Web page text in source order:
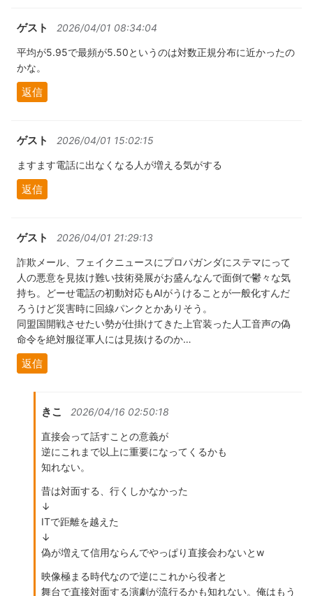
ゲスト 2026/04/01 08:34:04
平均が5.95で最頻が5.50というのは対数正規分布に近かったの
かな。
返信
ゲスト 2026/04/01 15:02:15
ますます電話に出なくなる人が増える気がする
返信
ゲスト 2026/04/01 21:29:13
詐欺メール、フェイクニュースにプロパガンダにステマにって
人の悪意を見抜け難い技術発展がお盛んなんで面倒で鬱々な気
持ち。どーせ電話の初動対応もAIがうけることが一般化すんだ
ろうけど災害時に回線パンクとかありそう。
同盟国開戦させたい勢が仕掛けてきた上官装った人工音声の偽
命令を絶対服従軍人には見抜けるのか…
返信
きこ 2026/04/16 02:50:18
直接会って話すことの意義が
逆にこれまで以上に重要になってくるかも
知れない。
昔は対面する、行くしかなかった
↓
ITで距離を越えた
↓
偽が増えて信用ならんでやっぱり直接会わないとw
映像極まる時代なので逆にこれから役者と
舞台で直接対面する演劇が流行るかも知れない。俺はもう